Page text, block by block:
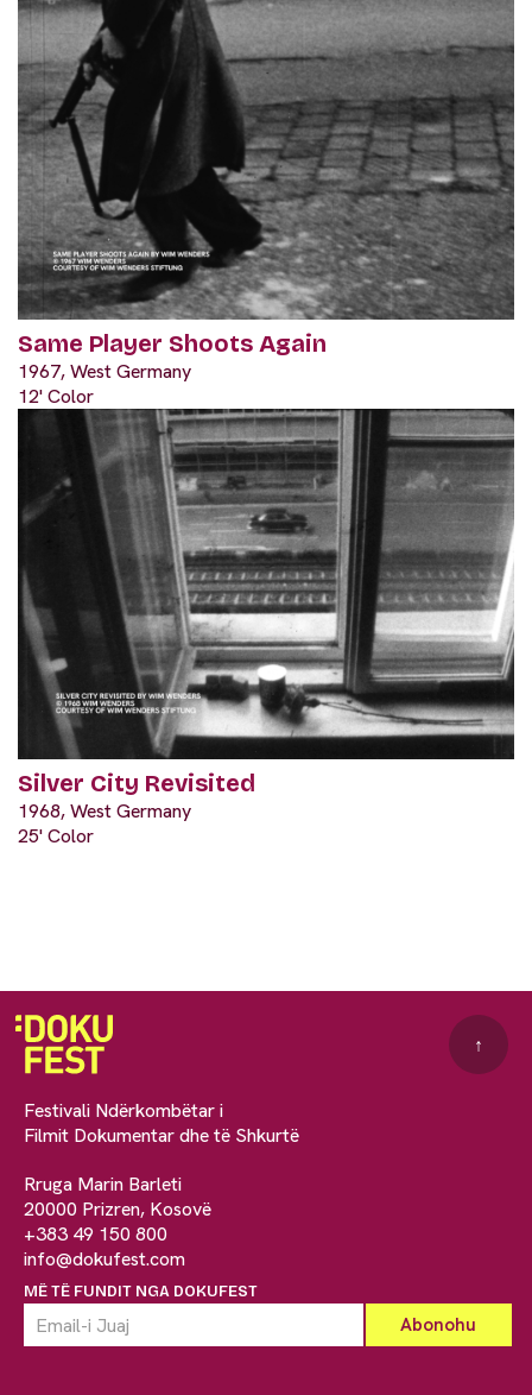
Same Player Shoots Again
1967, West Germany
12' Color
Silver City Revisited
1968, West Germany
25' Color
Festivali Ndërkombëtar i
Filmit Dokumentar dhe të Shkurtë
Rruga Marin Barleti
20000 Prizren, Kosovë
+383 49 150 800
info@dokufest.com
MË TË FUNDIT NGA DOKUFEST
↑